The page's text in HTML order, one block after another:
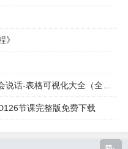
话-表格可视化大全（全）】
节课完整版免费下载